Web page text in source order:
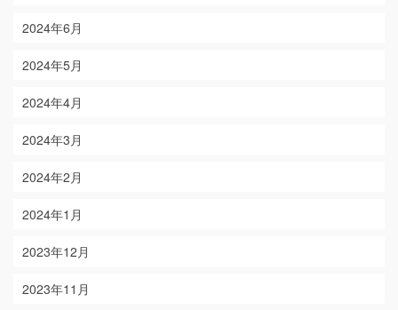
2024年6月
2024年5月
2024年4月
2024年3月
2024年2月
2024年1月
2023年12月
2023年11月